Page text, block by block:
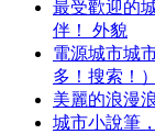
最受歡迎的
伴！ 外貌
電源城市城
多！搜索！
美麗的浪漫
城市小說筆